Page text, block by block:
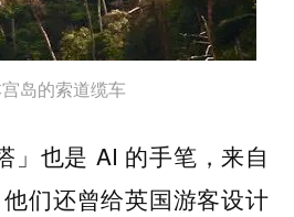
岛的索道缆车
」也是 AI 的手笔，来自
们还曾给英国游客设计